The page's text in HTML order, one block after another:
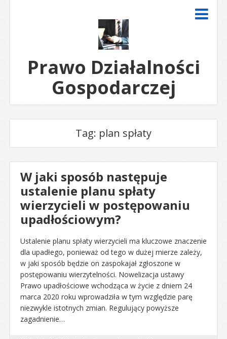
Prawo Działalności
Gospodarczej
Tag: plan spłaty
W jaki sposób następuje
ustalenie planu spłaty
wierzycieli w postępowaniu
upadłościowym?
Ustalenie planu spłaty wierzycieli ma kluczowe znaczenie
dla upadłego, ponieważ od tego w dużej mierze zależy,
w jaki sposób będzie on zaspokajał zgłoszone w
postępowaniu wierzytelności. Nowelizacja ustawy
Prawo upadłościowe wchodząca w życie z dniem 24
marca 2020 roku wprowadziła w tym względzie parę
niezwykle istotnych zmian. Regulujący powyższe
zagadnienie…